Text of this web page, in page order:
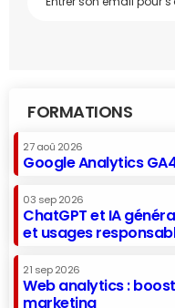
FORMATIONS
27 aoû 2026
Google Analytics
03 sep 2026
ChatGPT et IA
et usages
21 sep 2026
Web analytics :
marketing